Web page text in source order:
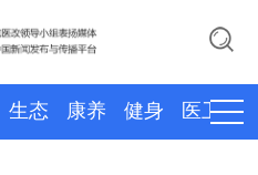
生态 康养 健身 医卫